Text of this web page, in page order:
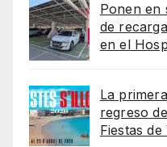
Ponen en
de
en el
La
regreso
Fiestas